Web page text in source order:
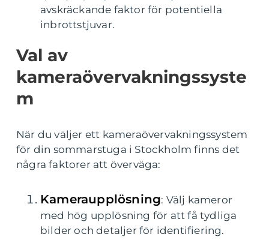
avskräckande faktor för potentiella
inbrottstjuvar.
Val av
kameraövervakningssyste
m
När du väljer ett kameraövervakningssystem
för din sommarstuga i Stockholm finns det
några faktorer att överväga:
Kameraupplösning: Välj kameror
med hög upplösning för att få tydliga
bilder och detaljer för identifiering.